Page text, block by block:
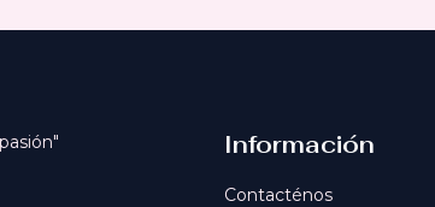
Información
Contacténos